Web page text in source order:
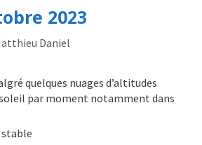
2023
Daniel
quelques nuages d’altitudes
par moment notamment dans